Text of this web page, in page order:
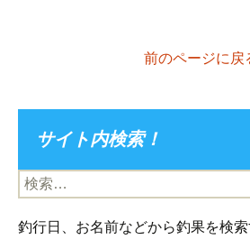
前のページに戻
サイト内検索！
検
索:
釣行日、お名前などから釣果を検